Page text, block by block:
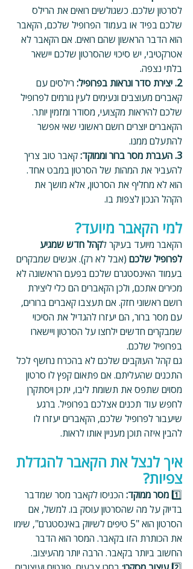
לסרטון שלכם. כשגולשים רואים את הרילס
שלכם בפיד או בעמוד הפרופיל שלכם, הקאבר
הוא הדבר הראשון שהם רואים. אם הקאבר לא
אטרקטיבי, יש סיכוי שהסרטון שלכם יישאר
בלתי נצפה.
2. יצירת סדר ונראות בפרופיל:
רילסים עם
קאברים מעוצבים ונעימים לעין גורמים לפרופיל
שלכם להיראות מקצועי, מסודר ומזמין יותר.
הקאברים יוצרים רושם ראשוני שאי אפשר
להתעלם ממנו.
3. העברת מסר ברור וממוקד:
קאבר טוב צריך
להעביר את המהות של הסרטון במבט אחד.
הוא לא מחליף את הסרטון, אלא מושך את
הקהל הנכון לצפות בו.
למי הקאבר מיועד?
הקאבר מיועד בעיקר לקהל חדש שמגיע
לפרופיל שלכם (אבל לא רק). אנשים שמבקרים
בעמוד האינסטגרם שלכם בפעם הראשונה לא
מכירים אתכם, ולכן הקאברים הם כלי ליצירת
רושם ראשוני חזק. אם תעצבו קאברים ברורים,
עם מסר ברור, הם יעזרו להגדיל את הסיכוי
שמבקרים חדשים ילחצו על הסרטון ויישארו
בפרופיל שלכם.
גם קהל העוקבים שלכם לא בהכרח נחשף לכל
התכנים שהעליתם. אם פתאום קפץ לו סרטון
מסוים שתפס את תשומת ליבו, יתכן ויסתקרן
לחפש עוד תכנים אצלכם בפרופיל. ברגע
שיעבור לפרופיל שלכם, הקאברים יעזרו לו
להבין איזה תוכן מעניין אותו לראות.
איך לנצל את הקאבר להגדלת
צפיות?
1️⃣ מסר ממוקד: הכניסו לקאבר מסר שמדבר
בדיוק על מה שהסרטון עוסק בו. למשל, אם
הסרטון הוא "5 טיפים לשיווק באינסטגרם", שימו
את הכותרת הזו בקאבר. המסר הוא הדבר
החשוב ביותר בקאבר. הרבה יותר מהעיצוב.